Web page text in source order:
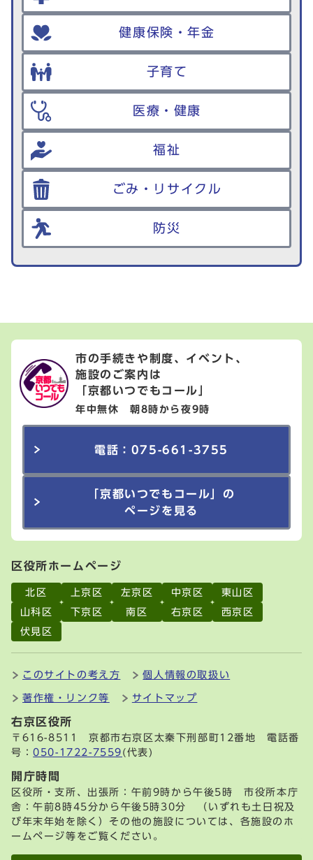
健康保険・年金
子育て
医療・健康
福祉
ごみ・リサイクル
防災
市の手続きや制度、イベント、
施設のご案内は
「京都いつでもコール」
年中無休 朝8時から夜9時
電話：075-661-3755
「京都いつでもコール」の
ページを見る
区役所ホームページ
北区 上京区 左京区 中京区
東山区
山科区
下京区 南区 右京区
西京区
伏見区
このサイトの考え方 個人情報の取扱い
著作権・リンク等 サイトマップ
右京区役所
〒616-8511 京都市右京区太秦下刑部町12番地 電話番
号：050-1722-7559 (代表)
開庁時間
区役所・支所、出張所：午前9時から午後5時 市役所本庁
舎：午前8時45分から午後5時30分 （いずれも土日祝及
び年末年始を除く）その他の施設については、各施設のホ
ームページ等をご覧ください。